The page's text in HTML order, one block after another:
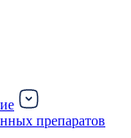
препаратов